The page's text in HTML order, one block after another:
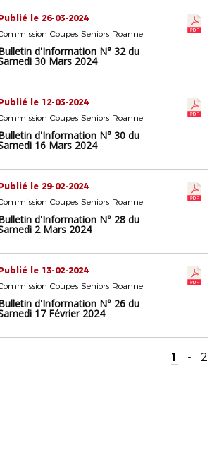
le 26-03-2024
Coupes Seniors Roanne
d'Information N° 32 du
30 Mars 2024
le 12-03-2024
Coupes Seniors Roanne
d'Information N° 30 du
16 Mars 2024
le 29-02-2024
Coupes Seniors Roanne
d'Information N° 28 du
2 Mars 2024
le 13-02-2024
Coupes Seniors Roanne
d'Information N° 26 du
17 Février 2024
1 - 2